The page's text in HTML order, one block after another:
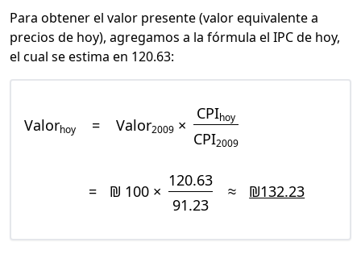
Para obtener el valor presente (valor equivalente a
precios de hoy), agregamos a la fórmula el IPC de hoy,
el cual se estima en 120.63:
Valorhoy = Valor2009 ×
CPIhoy
CPI2009
= ₪ 100 ×
120.63
91.23
≈ ₪132.23